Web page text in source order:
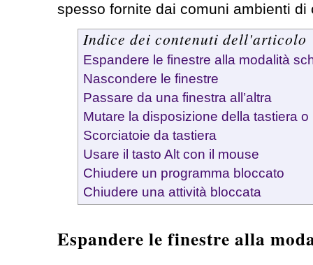
spesso fornite dai comuni ambienti di
Indice dei contenuti dell'articolo
Espandere le finestre alla modalità
Nascondere le finestre
Passare da una finestra all’altra
Mutare la disposizione della tastiera o
Scorciatoie da tastiera
Usare il tasto Alt con il mouse
Chiudere un programma bloccato
Chiudere una attività bloccata
Espandere le finestre alla